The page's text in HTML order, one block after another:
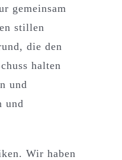
gemeinsam
stillen
die den
halten
und
und
Wir haben